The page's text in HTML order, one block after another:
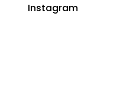
Instagram